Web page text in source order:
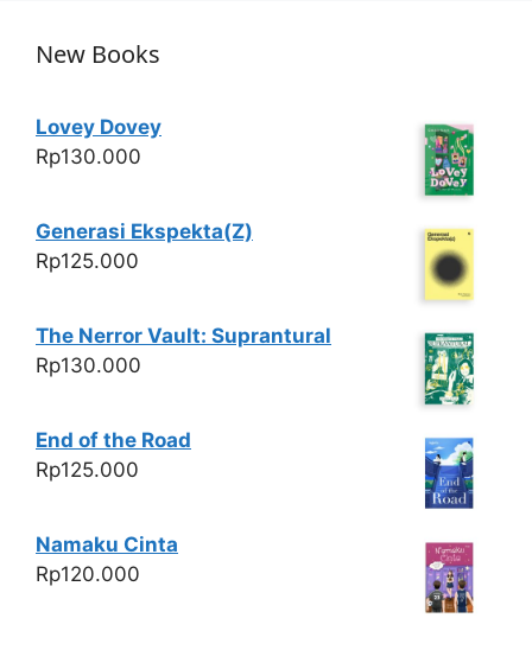
New Books
Lovey Dovey
Rp130.000
Generasi Ekspekta(Z)
Rp125.000
The Nerror Vault: Suprantural
Rp130.000
End of the Road
Rp125.000
Namaku Cinta
Rp120.000